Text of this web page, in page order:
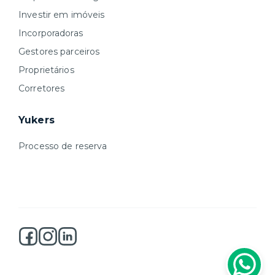
Investir em imóveis
Incorporadoras
Gestores parceiros
Proprietários
Corretores
Yukers
Processo de reserva